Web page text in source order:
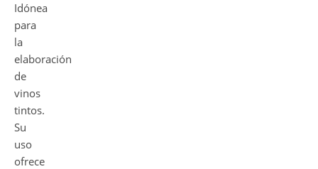
Idónea
para
la
elaboración
de
vinos
tintos.
Su
uso
ofrece